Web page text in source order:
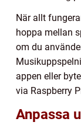
När allt
hoppa mellan
om du
appen eller
via Raspberry
Anpassa